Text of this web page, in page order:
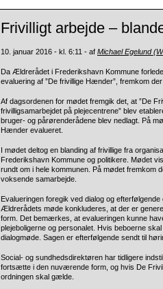
Frivilligt arbejde –
10. januar 2016 - kl. 6:11 - af Michael Egelund
Da Ældrerådet i Frederikshavn Kommune
evaluering af ”De frivillige Hænder”, fremkom
Af dagsordenen for mødet fremgik det, at ”De
frivilligsamarbejdet på plejecentrene” blev
bruger- og pårørenderådene blev nedlagt. På
Hænder evalueret.
I mødet deltog en blanding af frivillige fra
Frederikshavn Kommune og politikere. Mødet
rundt om i hele kommunen. På mødet fremkom
voksende samarbejde.
Evalueringen foregik ved dialog og
Ældrerådets møde konkluderes, at der er
form. Det bemærkes, at evalueringen kunne
plejeboligerne og personalet. Hvis beboerne
dialogmøde. Sagen er efterfølgende sendt til
Social- og sundhedsdirektøren har tidligere
fortsætte i den nuværende form, og hvis De
ordningen skal gælde.